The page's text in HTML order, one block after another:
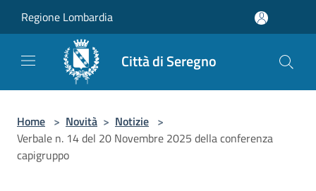
Regione Lombardia
Città di Seregno
Home > Novità > Notizie >
Verbale n. 14 del 20 Novembre 2025 della conferenza
capigruppo